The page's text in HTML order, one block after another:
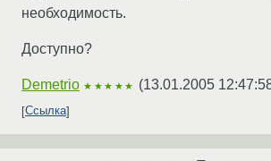
необходимость.
Доступно?
Demetrio ★★★★★ (13.01.2005
Ссылка